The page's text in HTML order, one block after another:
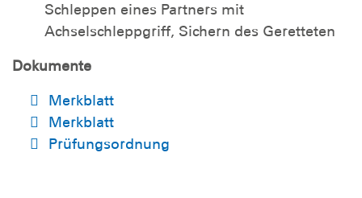
Schleppen eines Partners mit
Achselschleppgriff, Sichern des Geretteten
Dokumente
Merkblatt
Merkblatt
Prüfungsordnung